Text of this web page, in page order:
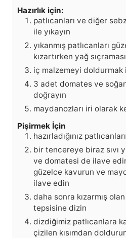
Hazırlık için:
patlıcanları ve diğer
ile yıkayın
yıkanmış patlıcanları
kızartırken yağ
iç malzemeyi doldurmak
3 adet domates ve
doğrayın
maydanozları iri olarak
Pişirmek İçin
hazırladığınız
bir tencereye biraz sıvı
ve domatesi de ilave
güzelce kavurun ve
ilave edin
daha sonra kızarmış
tepsisine dizin
dizdiğimiz patlıcanlara
çizilen kısımdan